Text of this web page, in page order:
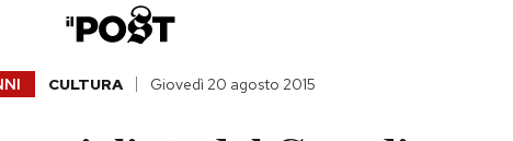
CULTURA Giovedì 20 agosto 2015